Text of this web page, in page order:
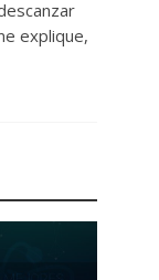
explique,